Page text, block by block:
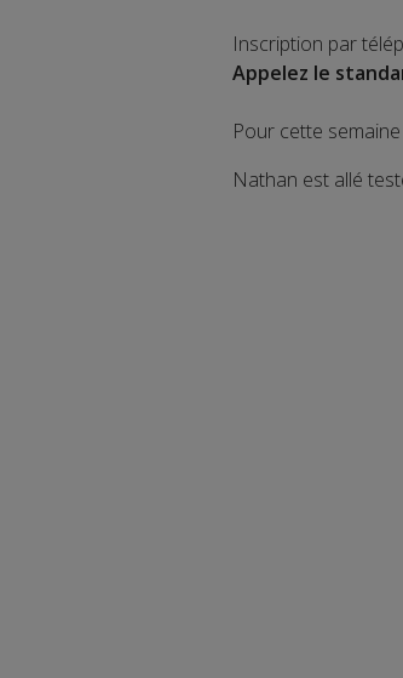
Inscription par
Appelez le
Pour cette
Nathan est allé